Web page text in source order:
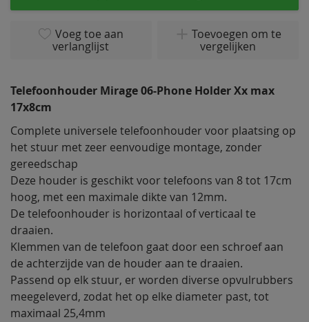
Voeg toe aan
verlanglijst
Toevoegen om te
vergelijken
Telefoonhouder Mirage 06-Phone Holder Xx max
17x8cm
Complete universele telefoonhouder voor plaatsing op
het stuur met zeer eenvoudige montage, zonder
gereedschap
Deze houder is geschikt voor telefoons van 8 tot 17cm
hoog, met een maximale dikte van 12mm.
De telefoonhouder is horizontaal of verticaal te
draaien.
Klemmen van de telefoon gaat door een schroef aan
de achterzijde van de houder aan te draaien.
Passend op elk stuur, er worden diverse opvulrubbers
meegeleverd, zodat het op elke diameter past, tot
maximaal 25,4mm